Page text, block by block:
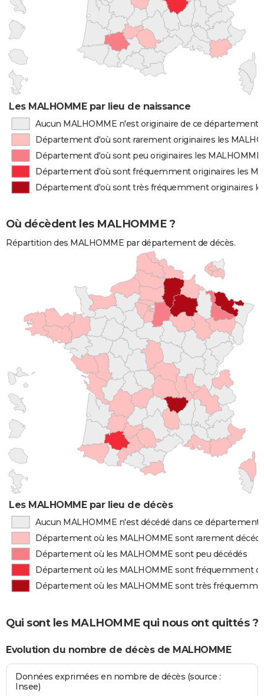
Les MALHOMME par lieu de naissance
Aucun MALHOMME n'est originaire de ce département
Département d'où sont rarement originaires les
Département d'où sont peu originaires les MALHOMME
Département d'où sont fréquemment originaires les
Département d'où sont très fréquemment originaires
Où décèdent les MALHOMME ?
Répartition des MALHOMME par département de décès.
Les MALHOMME par lieu de décès
Aucun MALHOMME n'est décédé dans ce département
Département où les MALHOMME sont rarement
Département où les MALHOMME sont peu décédés
Département où les MALHOMME sont fréquemment
Département où les MALHOMME sont très
Qui sont les MALHOMME qui nous ont quittés ?
Evolution du nombre de décès de MALHOMME
Données exprimées en nombre de décès (source :
Insee)